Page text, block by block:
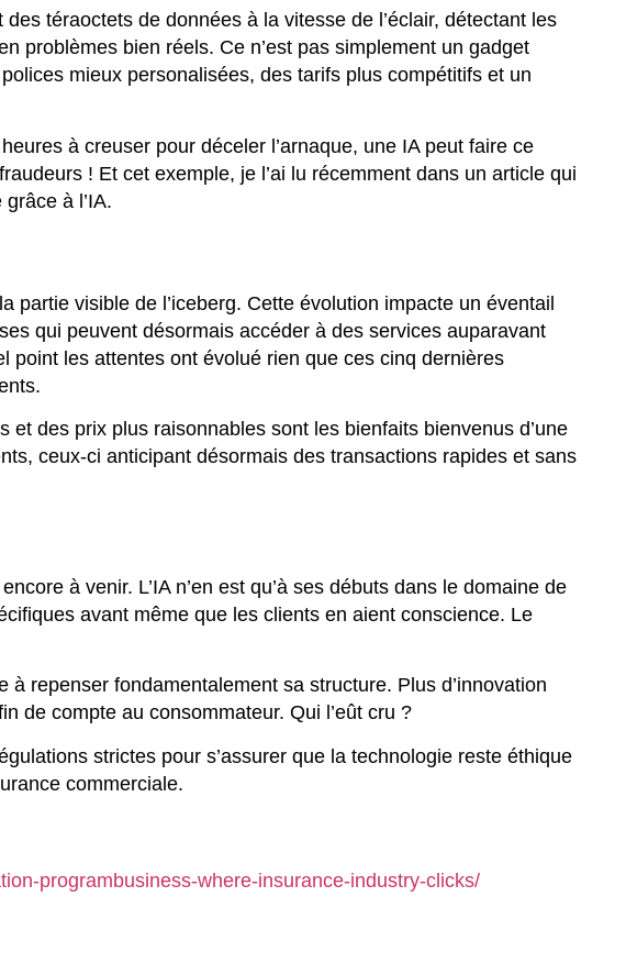
téraoctets de données à la vitesse de l’éclair, détectant les
problèmes bien réels. Ce n’est pas simplement un gadget
mieux personalisées, des tarifs plus compétitifs et un
à creuser pour déceler l’arnaque, une IA peut faire ce
! Et cet exemple, je l’ai lu récemment dans un article qui
à l’IA.
partie visible de l’iceberg. Cette évolution impacte un éventail
qui peuvent désormais accéder à des services auparavant
point les attentes ont évolué rien que ces cinq dernières
et des prix plus raisonnables sont les bienfaits bienvenus d’une
ceux-ci anticipant désormais des transactions rapides et sans
à venir. L’IA n’en est qu’à ses débuts dans le domaine de
avant même que les clients en aient conscience. Le
repenser fondamentalement sa structure. Plus d’innovation
de compte au consommateur. Qui l’eût cru ?
strictes pour s’assurer que la technologie reste éthique
commerciale.
programbusiness-where-insurance-industry-clicks/